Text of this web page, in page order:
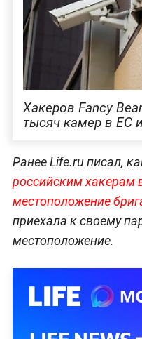
Хакеров Fancy
тысяч камер в ЕС
Ранее Life.ru писал,
российским хакерам
местоположение
приехала к своему
местоположение.